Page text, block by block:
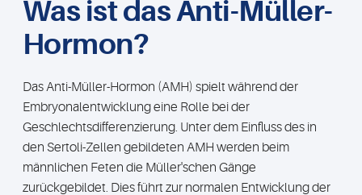
Was ist das Anti-Müller-
Hormon?
Das Anti-Müller-Hormon (AMH) spielt während der
Embryonalentwicklung eine Rolle bei der
Geschlechtsdifferenzierung. Unter dem Einfluss des in
den Sertoli-Zellen gebildeten AMH werden beim
männlichen Feten die Müller'schen Gänge
zurückgebildet. Dies führt zur normalen Entwicklung der